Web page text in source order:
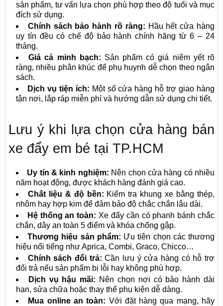
sản phẩm, tư vấn lựa chọn phù hợp theo độ tuổi và mục
đích sử dụng.
Chính sách bảo hành rõ ràng: Hầu hết cửa hàng
uy tín đều có chế độ bảo hành chính hãng từ 6 – 24
tháng.
Giá cả minh bạch: Sản phẩm có giá niêm yết rõ
ràng, nhiều phân khúc để phụ huynh dễ chọn theo ngân
sách.
Dịch vụ tiện ích: Một số cửa hàng hỗ trợ giao hàng
tận nơi, lắp ráp miễn phí và hướng dẫn sử dụng chi tiết.
Lưu ý khi lựa chọn cửa hàng bán
xe đẩy em bé tại TP.HCM
Uy tín & kinh nghiệm: Nên chọn cửa hàng có nhiều
năm hoạt động, được khách hàng đánh giá cao.
Chất liệu & độ bền: Kiểm tra khung xe bằng thép,
nhôm hay hợp kim để đảm bảo độ chắc chắn lâu dài.
Hệ thống an toàn: Xe đẩy cần có phanh bánh chắc
chắn, dây an toàn 5 điểm và khóa chống gập.
Thương hiệu sản phẩm: Ưu tiên chọn các thương
hiệu nổi tiếng như Aprica, Combi, Graco, Chicco…
Chính sách đổi trả: Cần lưu ý cửa hàng có hỗ trợ
đổi trả nếu sản phẩm bị lỗi hay không phù hợp.
Dịch vụ hậu mãi: Nên chọn nơi có bảo hành dài
hạn, sửa chữa hoặc thay thế phụ kiện dễ dàng.
Mua online an toàn: Với đặt hàng qua mạng, hãy